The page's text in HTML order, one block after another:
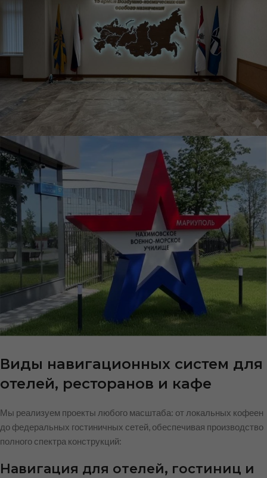
Виды навигационных систем для
отелей, ресторанов и кафе
Мы реализуем проекты любого масштаба: от локальных кофеен
до федеральных гостиничных сетей, обеспечивая производство
полного спектра конструкций:
Навигация для отелей, гостиниц и